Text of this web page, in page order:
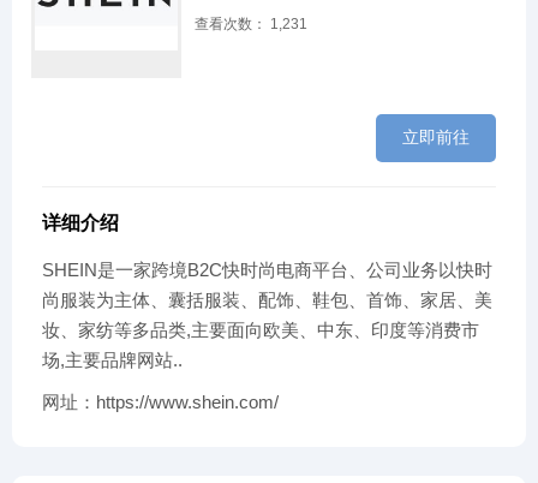
查看次数： 1,231
立即前往
详细介绍
SHEIN是一家跨境B2C快时尚电商平台、公司业务以快时
尚服装为主体、囊括服装、配饰、鞋包、首饰、家居、美
妆、家纺等多品类,主要面向欧美、中东、印度等消费市
场,主要品牌网站..
网址：https://www.shein.com/